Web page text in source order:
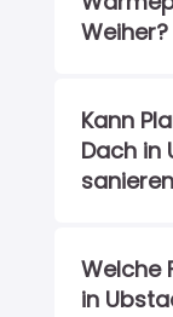
Weiher?
Kann
Dach in
Welche
in